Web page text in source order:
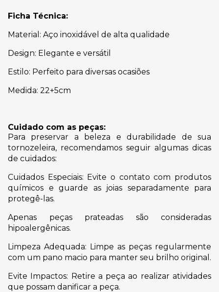
Ficha Técnica:
Material: Aço inoxidável de alta qualidade
Design: Elegante e versátil
Estilo: Perfeito para diversas ocasiões
Medida: 22+5cm
Cuidado com as peças:
Para preservar a beleza e durabilidade de sua
tornozeleira, recomendamos seguir algumas dicas
de cuidados:
Cuidados Especiais: Evite o contato com produtos
químicos e guarde as joias separadamente para
protegê-las.
Apenas peças prateadas são consideradas
hipoalergênicas.
Limpeza Adequada: Limpe as peças regularmente
com um pano macio para manter seu brilho original.
Evite Impactos: Retire a peça ao realizar atividades
que possam danificar a peça.